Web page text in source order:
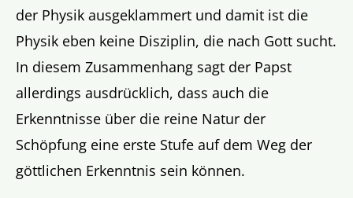
der Physik ausgeklammert und damit ist die
Physik eben keine Disziplin, die nach Gott sucht.
In diesem Zusammenhang sagt der Papst
allerdings ausdrücklich, dass auch die
Erkenntnisse über die reine Natur der
Schöpfung eine erste Stufe auf dem Weg der
göttlichen Erkenntnis sein können.